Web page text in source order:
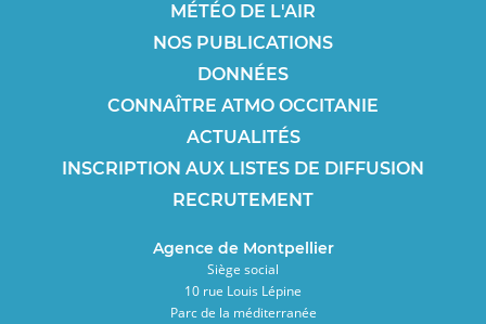
MÉTÉO DE L'AIR
NOS PUBLICATIONS
DONNÉES
CONNAÎTRE ATMO OCCITANIE
ACTUALITÉS
INSCRIPTION AUX LISTES DE DIFFUSION
RECRUTEMENT
Agence de Montpellier
Siège social
10 rue Louis Lépine
Parc de la méditerranée